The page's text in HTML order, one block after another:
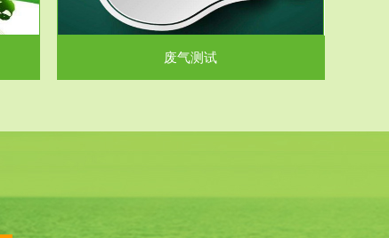
废气测试